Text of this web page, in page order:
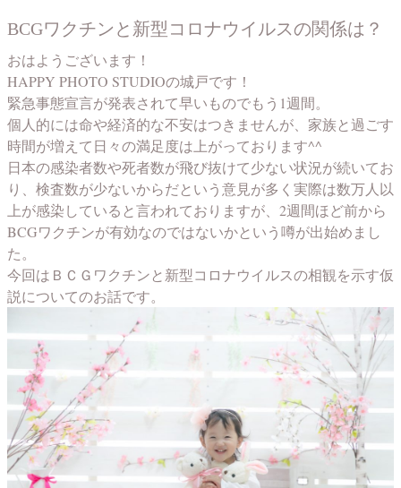
BCGワクチンと新型コロナウイルスの関係は？
おはようございます！
HAPPY PHOTO STUDIOの城戸です！
緊急事態宣言が発表されて早いものでもう1週間。
個人的には命や経済的な不安はつきませんが、家族と過ごす
時間が増えて日々の満足度は上がっております^^
日本の感染者数や死者数が飛び抜けて少ない状況が続いてお
り、検査数が少ないからだという意見が多く実際は数万人以
上が感染していると言われておりますが、2週間ほど前から
BCGワクチンが有効なのではないかという噂が出始めまし
た。
今回はＢＣＧワクチンと新型コロナウイルスの相観を示す仮
説についてのお話です。